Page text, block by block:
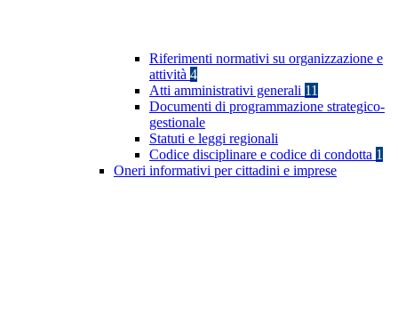
Riferimenti normativi su organizzazione e
attività 4
Atti amministrativi generali 11
Documenti di programmazione strategico-
gestionale
Statuti e leggi regionali
Codice disciplinare e codice di condotta 1
Oneri informativi per cittadini e imprese